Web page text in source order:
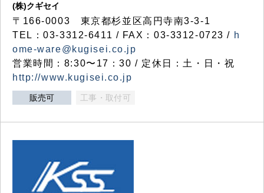
(株)クギセイ
〒166-0003 東京都杉並区高円寺南3-3-1
TEL：03-3312-6411 / FAX：03-3312-0723 / h
ome-ware@kugisei.co.jp
営業時間：8:30〜17：30 / 定休日：土・日・祝
http://www.kugisei.co.jp
販売可 工事・取付可